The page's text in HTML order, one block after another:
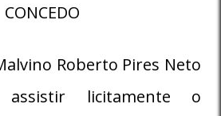
CONCEDO
Roberto Pires Neto
assistir licitamente o